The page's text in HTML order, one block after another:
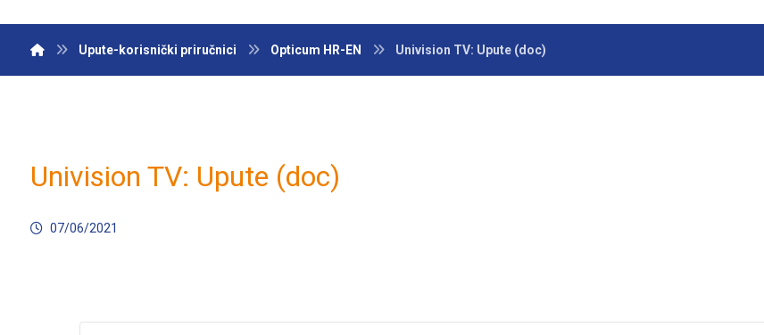
Upute-korisnički priručnici Opticum HR-EN Univision TV: Upute (doc)
Univision TV: Upute (doc)
07/06/2021